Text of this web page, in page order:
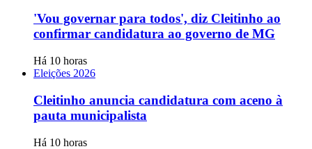
'Vou governar para todos', diz Cleitinho ao
confirmar candidatura ao governo de MG
Há 10 horas
Eleições 2026
Cleitinho anuncia candidatura com aceno à
pauta municipalista
Há 10 horas